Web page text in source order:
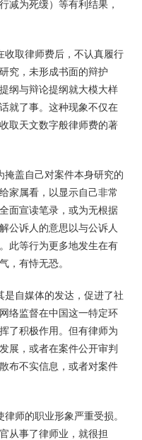
减为死缓）等有利结果，
收取律师费后，不认真履行
究，未形成书面的辩护
纲与辩论提纲就大模大样
就了事。这种现象不仅在
取天文数字般律师费的著
掩盖自己对案件本身研究的
家属看，以显示自己非常
面宣读笔录，或为无根据
公诉人的意思以与公诉人
此等行为更多地发生在有
，有恃无恐。
是自媒体的发达，促进了社
络监督在中国这一特定环
了积极作用。但有律师为
展，或者在案件公开审判
布不实信息，或者对案件
师的职业形象严重受损。
从事了律师业，就很担